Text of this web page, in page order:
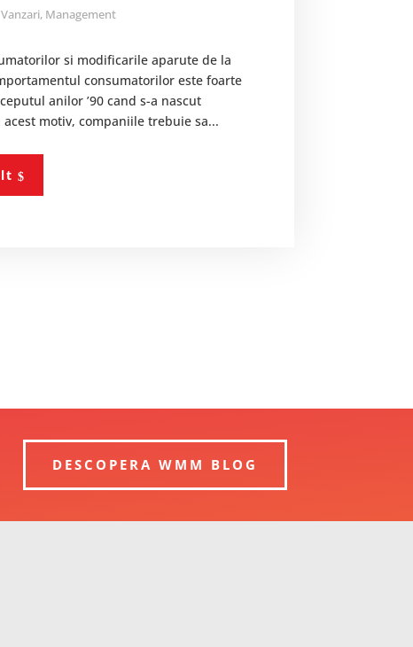
Vanzari, Management
si modificarile aparute de la
consumatorilor este foarte
anilor ’90 cand s-a nascut
acest motiv, companiile trebuie sa...
DESCOPERA WMM BLOG